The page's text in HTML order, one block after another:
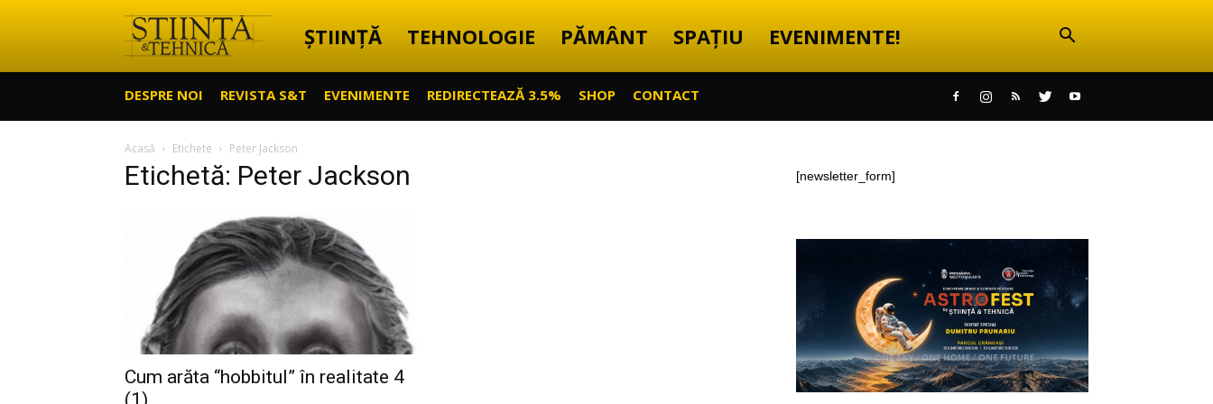
Știință
Tehnică
ȘTIINȚĂ TEHNOLOGIE PĂMÂNT SPAȚIU EVENIMENTE!
DESPRE NOI REVISTA S&T EVENIMENTE REDIRECTEAZĂ 3.5% SHOP CONTACT
Acasă Etichete Peter Jackson
Etichetă: Peter Jackson
Cum arăta “hobbitul” în realitate 4
(1)
[newsletter_form]